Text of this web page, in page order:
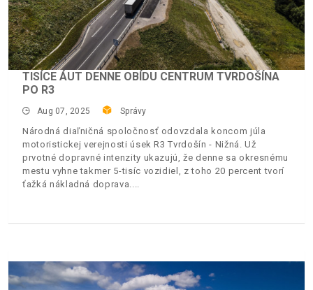
TISÍCE ÁUT DENNE OBÍDU CENTRUM TVRDOŠÍNA
PO R3
Aug 07, 2025 Správy
Národná diaľničná spoločnosť odovzdala koncom júla
motoristickej verejnosti úsek R3 Tvrdošín - Nižná. Už
prvotné dopravné intenzity ukazujú, že denne sa okresnému
mestu vyhne takmer 5-tisíc vozidiel, z toho 20 percent tvorí
ťažká nákladná doprava.